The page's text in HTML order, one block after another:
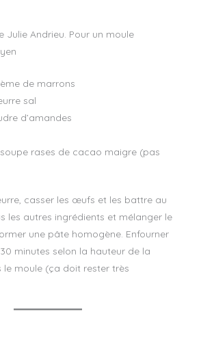
Julie Andrieu. Pour un moule
de marrons
sal
d’amandes
rases de cacao maigre (pas
casser les œufs et les battre au
les autres ingrédients et mélanger le
une pâte homogène. Enfourner
30 minutes selon la hauteur de la
moule (ça doit rester très